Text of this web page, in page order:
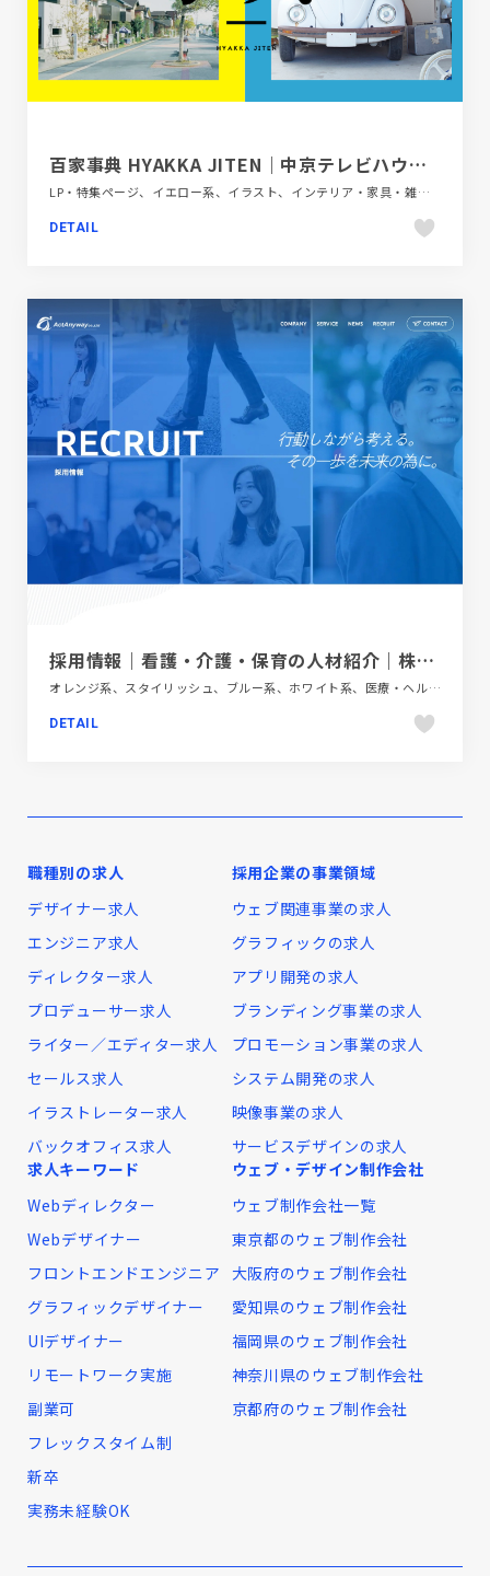
百家事典 HYAKKA JITEN｜中京テレビハウジング
LP・特集ページ、イエロー系、イラスト、インテリア・家具・雑貨・家電、ギャラリー風、ホワイト系、大きめ写真
DETAIL
採用情報｜看護・介護・保育の人材紹介｜株式会社Act Anyway
オレンジ系、スタイリッシュ、ブルー系、ホワイト系、医療・ヘルスケア、大きめ写真、新卒・中途採用サイト、金融・法律・人材・専門職
DETAIL
職種別の求人
デザイナー求人
エンジニア求人
ディレクター求人
プロデューサー求人
ライター／エディター求人
セールス求人
イラストレーター求人
バックオフィス求人
採用企業の事業領域
ウェブ関連事業の求人
グラフィックの求人
アプリ開発の求人
ブランディング事業の求人
プロモーション事業の求人
システム開発の求人
映像事業の求人
サービスデザインの求人
求人キーワード
Webディレクター
Webデザイナー
フロントエンドエンジニア
グラフィックデザイナー
UIデザイナー
リモートワーク実施
副業可
フレックスタイム制
新卒
実務未経験OK
ウェブ・デザイン制作会社
ウェブ制作会社一覧
東京都のウェブ制作会社
大阪府のウェブ制作会社
愛知県のウェブ制作会社
福岡県のウェブ制作会社
神奈川県のウェブ制作会社
京都府のウェブ制作会社